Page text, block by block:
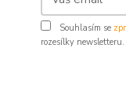
Souhlasím se
rozesílky newsletteru.